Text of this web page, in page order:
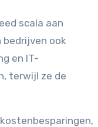
scala aan
ook
en IT-
terwijl ze de